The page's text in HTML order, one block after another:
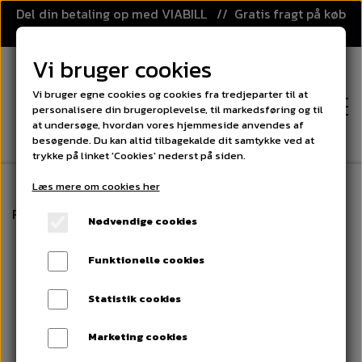
Del din betaling op med VIABILL // Gratis fragt på køb
over 499,-
FORSIDE
KATEGORIER
PRISGARANTI
KLUBAFTALE
Forside Floorball Floorball Sportbag - OXYGEN LINE
Vi bruger cookies
Vi bruger egne cookies og cookies fra tredjeparter til at
personalisere din brugeroplevelse, til markedsføring og til
at undersøge, hvordan vores hjemmeside anvendes af
besøgende. Du kan altid tilbagekalde dit samtykke ved at
trykke på linket 'Cookies' nederst på siden.
Læs mere om cookies her
Nødvendige cookies
Funktionelle cookies
Statistik cookies
Marketing cookies